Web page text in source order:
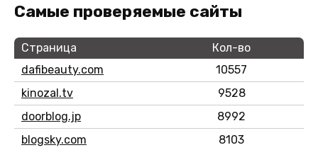
Самые проверяемые сайты
Страница
Кол-во
dafibeauty.com
10557
kinozal.tv
9528
doorblog.jp
8992
blogsky.com
8103